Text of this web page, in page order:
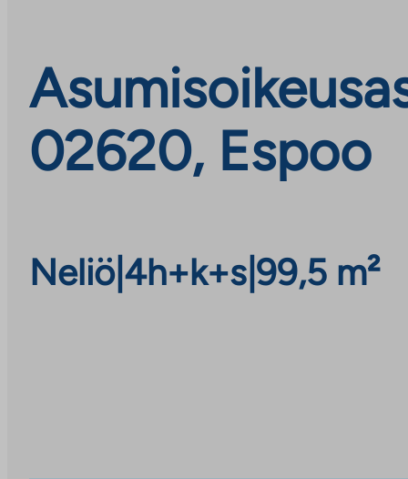
02620, Espoo
Neliö| 4h+k+s 99,5 m²